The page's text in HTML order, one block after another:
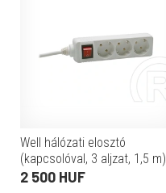
Well hálózati elosztó
(kapcsolóval, 3 aljzat, 1,5 m)
2 500 HUF